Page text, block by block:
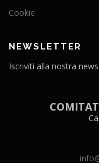
Cookie
NEWSLETTER
Iscriviti alla nostra